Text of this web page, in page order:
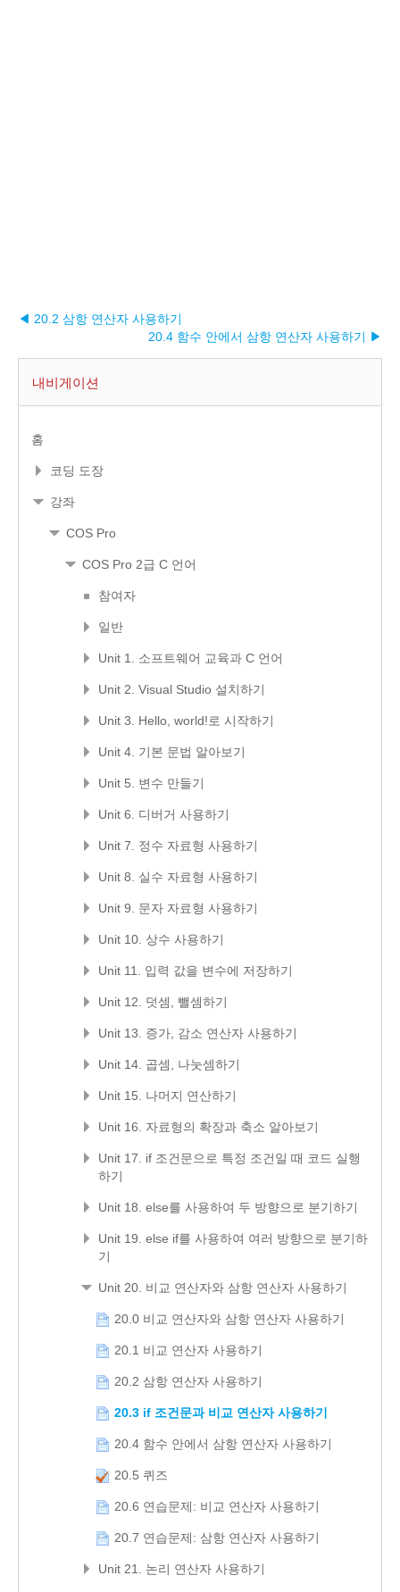
◀ 20.2 삼항 연산자 사용하기
20.4 함수 안에서 삼항 연산자 사용하기 ▶︎
내비게이션
홈
코딩 도장
강좌
COS Pro
COS Pro 2급 C 언어
참여자
일반
Unit 1. 소프트웨어 교육과 C 언어
Unit 2. Visual Studio 설치하기
Unit 3. Hello, world!로 시작하기
Unit 4. 기본 문법 알아보기
Unit 5. 변수 만들기
Unit 6. 디버거 사용하기
Unit 7. 정수 자료형 사용하기
Unit 8. 실수 자료형 사용하기
Unit 9. 문자 자료형 사용하기
Unit 10. 상수 사용하기
Unit 11. 입력 값을 변수에 저장하기
Unit 12. 덧셈, 뺄셈하기
Unit 13. 증가, 감소 연산자 사용하기
Unit 14. 곱셈, 나눗셈하기
Unit 15. 나머지 연산하기
Unit 16. 자료형의 확장과 축소 알아보기
Unit 17. if 조건문으로 특정 조건일 때 코드 실행
하기
Unit 18. else를 사용하여 두 방향으로 분기하기
Unit 19. else if를 사용하여 여러 방향으로 분기하
기
Unit 20. 비교 연산자와 삼항 연산자 사용하기
20.0 비교 연산자와 삼항 연산자 사용하기
20.1 비교 연산자 사용하기
20.2 삼항 연산자 사용하기
20.3 if 조건문과 비교 연산자 사용하기
20.4 함수 안에서 삼항 연산자 사용하기
20.5 퀴즈
20.6 연습문제: 비교 연산자 사용하기
20.7 연습문제: 삼항 연산자 사용하기
Unit 21. 논리 연산자 사용하기